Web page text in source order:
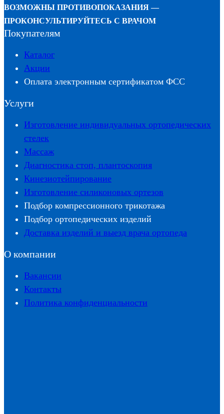
ВОЗМОЖНЫ ПРОТИВОПОКАЗАНИЯ —
ПРОКОНСУЛЬТИРУЙТЕСЬ С ВРАЧОМ
Покупателям
Каталог
Акции
Оплата электронным сертификатом ФСС
Услуги
Изготовление индивидуальных ортопедических
стелек
Массаж
Диагностика стоп, плантоскопия
Кинезиотейпирование
Изготовление силиконовых ортезов
Подбор компрессионного трикотажа
Подбор ортопедических изделий
Доставка изделий и выезд врача ортопеда
О компании
Вакансии
Контакты
Политика конфиденциальности